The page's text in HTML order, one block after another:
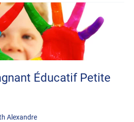
Éducatif Petite
Alexandre